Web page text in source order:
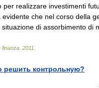
per realizzare investimenti
che nel corso della
di assorbimento di
finanza 2011
решить контрольную?